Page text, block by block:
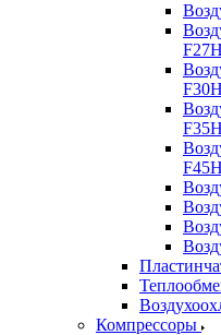
Компрессоры